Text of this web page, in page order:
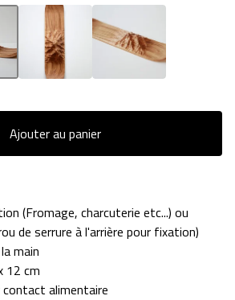
Ajouter au panier
(Fromage, charcuterie etc...) ou
de serrure à l'arrière pour fixation)
main
12 cm
alimentaire